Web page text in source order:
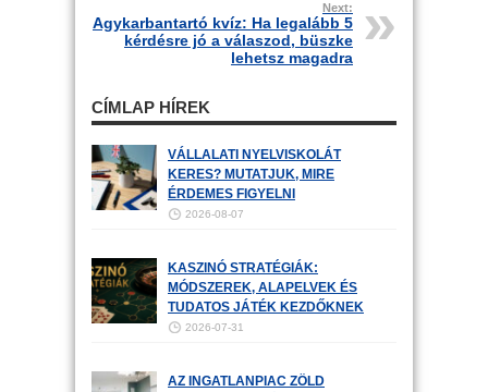
Next:
Agykarbantartó kvíz: Ha legalább 5
kérdésre jó a válaszod, büszke
lehetsz magadra
CÍMLAP HÍREK
VÁLLALATI NYELVISKOLÁT
KERES? MUTATJUK, MIRE
ÉRDEMES FIGYELNI
2026-08-07
KASZINÓ STRATÉGIÁK:
MÓDSZEREK, ALAPELVEK ÉS
TUDATOS JÁTÉK KEZDŐKNEK
2026-07-31
AZ INGATLANPIAC ZÖLD